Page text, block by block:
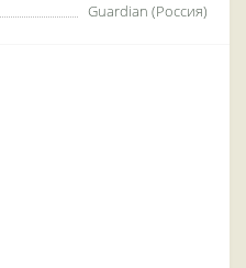
Guardian (Россия)